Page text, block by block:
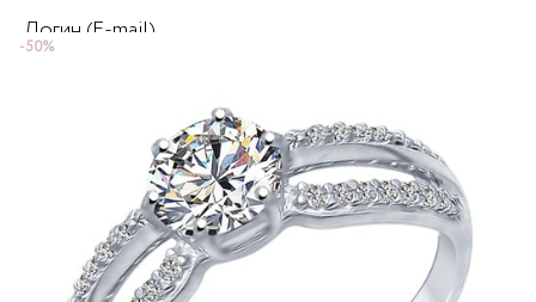
-50%
Логин (E-mail)